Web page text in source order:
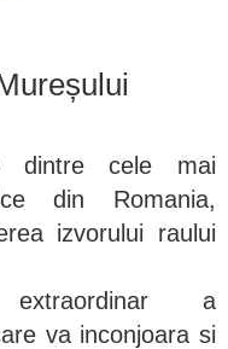
dintre cele mai
din Romania,
izvorului raului
a
va inconjoara si